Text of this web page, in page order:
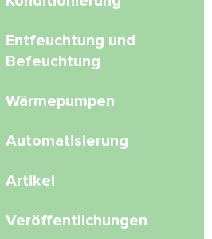
Entfeuchtung und
Befeuchtung
Wärmepumpen
Automatisierung
Artikel
Veröffentlichungen